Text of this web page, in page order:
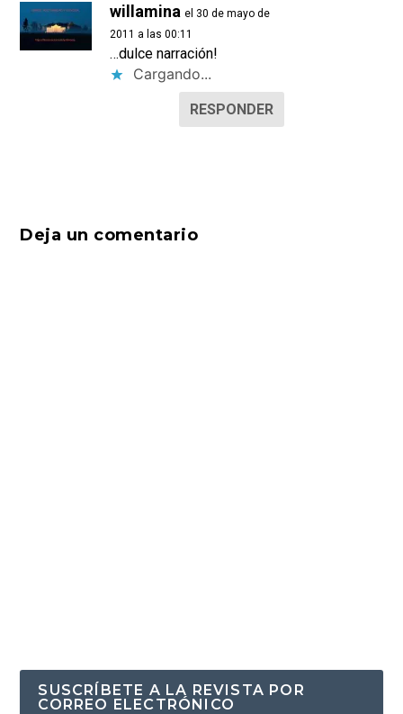
willamina el 30 de mayo de
2011 a las 00:11
…dulce narración!
Cargando...
RESPONDER
Deja un comentario
SUSCRÍBETE A LA REVISTA POR
CORREO ELECTRÓNICO